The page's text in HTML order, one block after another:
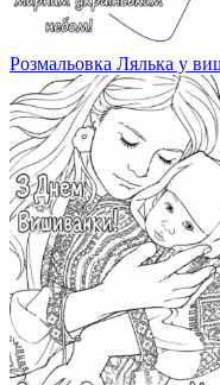
Розмальовка Лялька у